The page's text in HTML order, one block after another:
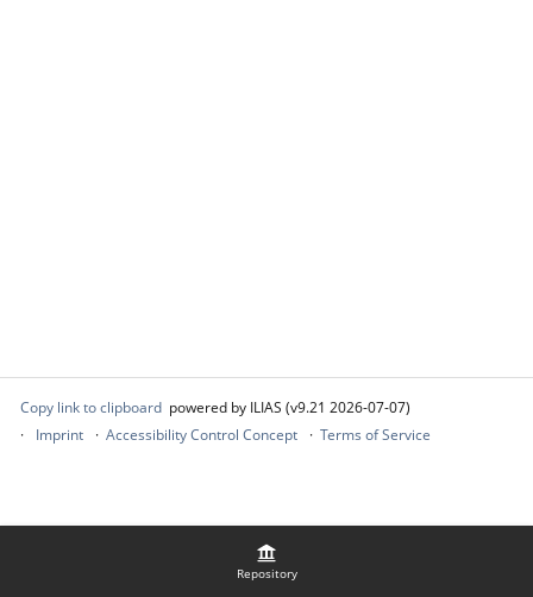
Repository
Copy link to clipboard powered by ILIAS (v9.21 2026-07-07)
Imprint
Accessibility Control Concept Terms of Service